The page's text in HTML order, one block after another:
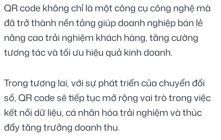
QR code không chỉ là một công cụ công nghệ mà
đã trở thành nền tảng giúp doanh nghiệp bán lẻ
nâng cao trải nghiệm khách hàng, tăng cường
tương tác và tối ưu hiệu quả kinh doanh.
Trong tương lai, với sự phát triển của chuyển đổi
số, QR code sẽ tiếp tục mở rộng vai trò trong việc
kết nối dữ liệu, cá nhân hóa trải nghiệm và thúc
đẩy tăng trưởng doanh thu.